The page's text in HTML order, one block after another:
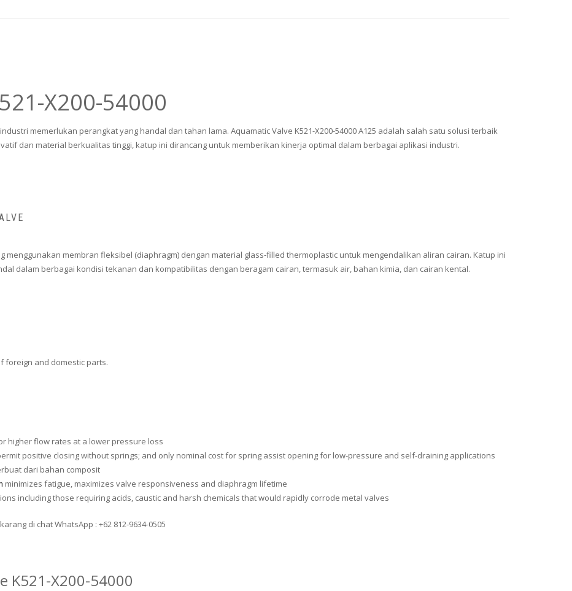
X200-54000
memerlukan perangkat yang handal dan tahan lama. Aquamatic Valve K521-X200-54000 A125 adalah salah satu solusi terbaik
dan material berkualitas tinggi, katup ini dirancang untuk memberikan kinerja optimal dalam berbagai aplikasi industri.
menggunakan membran fleksibel (diaphragm) dengan material glass‑filled thermoplastic untuk mengendalikan aliran cairan. Katup ini
dalam berbagai kondisi tekanan dan kompatibilitas dengan beragam cairan, termasuk air, bahan kimia, dan cairan kental.
foreign and domestic parts.
higher flow rates at a lower pressure loss
positive closing without springs; and only nominal cost for spring assist opening for low-pressure and self-draining applications
dari bahan composit
minimizes fatigue, maximizes valve responsiveness and diaphragm lifetime
including those requiring acids, caustic and harsh chemicals that would rapidly corrode metal valves
di chat WhatsApp : +62 812-9634-0505
K521-X200-54000